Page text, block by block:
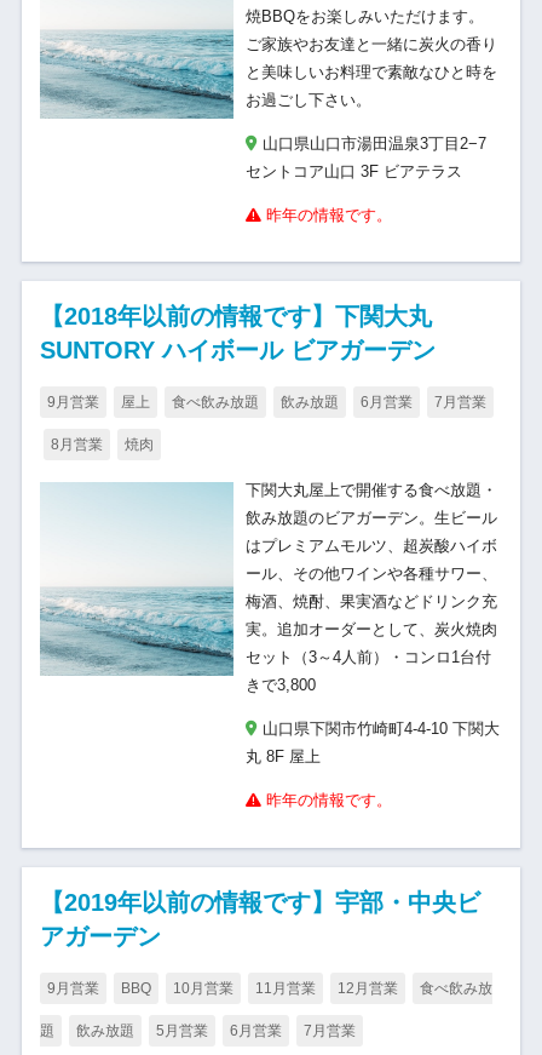
焼BBQをお楽しみいただけます。
ご家族やお友達と一緒に炭火の香り
と美味しいお料理で素敵なひと時を
お過ごし下さい。
山口県山口市湯田温泉3丁目2−7
セントコア山口 3F ビアテラス
昨年の情報です。
【2018年以前の情報です】下関大丸
SUNTORY ハイボール ビアガーデン
9月営業 屋上 食べ飲み放題 飲み放題 6月営業 7月営業
8月営業 焼肉
下関大丸屋上で開催する食べ放題・
飲み放題のビアガーデン。生ビール
はプレミアムモルツ、超炭酸ハイボ
ール、その他ワインや各種サワー、
梅酒、焼酎、果実酒などドリンク充
実。追加オーダーとして、炭火焼肉
セット（3～4人前）・コンロ1台付
きで3,800
山口県下関市竹崎町4-4-10 下関大
丸 8F 屋上
昨年の情報です。
【2019年以前の情報です】宇部・中央ビ
アガーデン
9月営業 BBQ 10月営業 11月営業 12月営業 食べ飲み放
題 飲み放題 5月営業 6月営業 7月営業